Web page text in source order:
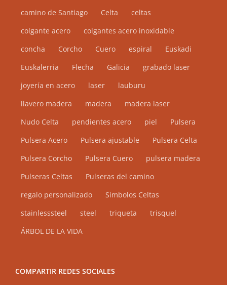
camino de Santiago
Celta
celtas
colgante acero
colgantes acero inoxidable
concha
Corcho Cuero espiral
Euskadi
Euskalerria
Flecha Galicia
grabado laser
joyería en acero
laser
lauburu
llavero madera
madera
madera laser
Nudo Celta
pendientes acero piel
Pulsera
Pulsera Acero
Pulsera ajustable
Pulsera Celta
Pulsera Corcho
Pulsera Cuero
pulsera madera
Pulseras Celtas
Pulseras del camino
regalo personalizado
Simbolos Celtas
stainlesssteel
steel triqueta
trisquel
ÁRBOL DE LA VIDA
COMPARTIR REDES SOCIALES